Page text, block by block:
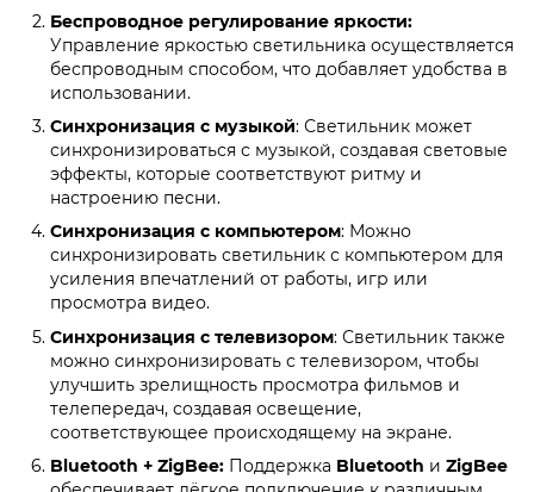
Беспроводное регулирование яркости:
Управление яркостью светильника осуществляется
беспроводным способом, что добавляет удобства в
использовании.
Синхронизация с музыкой: Светильник может
синхронизироваться с музыкой, создавая световые
эффекты, которые соответствуют ритму и
настроению песни.
Синхронизация с компьютером: Можно
синхронизировать светильник с компьютером для
усиления впечатлений от работы, игр или
просмотра видео.
Синхронизация с телевизором: Светильник также
можно синхронизировать с телевизором, чтобы
улучшить зрелищность просмотра фильмов и
телепередач, создавая освещение,
соответствующее происходящему на экране.
Bluetooth + ZigBee: Поддержка Bluetooth и ZigBee